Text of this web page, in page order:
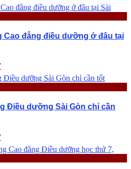
Cao đẳng điều dưỡng ở đâu tại
Điều dưỡng Sài Gòn chỉ cần